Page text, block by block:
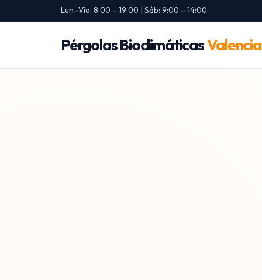
Lun–Vie: 8:00 – 19:00 | Sáb: 9:00 – 14:00
Pérgolas BioclimáticasValencia